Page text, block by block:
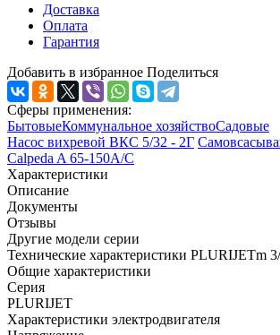
Доставка
Оплата
Гарантия
Добавить в избранное Поделиться
Сферы применения:
БытовыеКоммунальное хозяйствоСадовые
Насос вихревой ВКС 5/32 - 2Г
Calpeda A 65-150A/C
Характеристики
Описание
Документы
Отзывы
Другие модели серии
Технические характеристики PLURIJETm
Общие характеристики
Серия
PLURIJET
Характеристики электродвигателя